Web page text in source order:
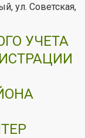
ул. Советская,
УЧЕТА